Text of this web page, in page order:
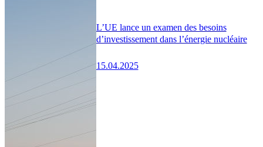
L’UE lance un examen des besoins
d’investissement dans l’énergie nucléaire
15.04.2025